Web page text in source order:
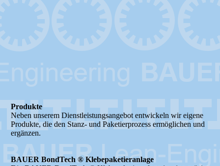
Produkte
Neben unserem Dienstleistungsangebot entwickeln wir eigene
Produkte, die den Stanz- und Paketierprozess ermöglichen und
ergänzen.
BAUER BondTech ® Klebepaketieranlage